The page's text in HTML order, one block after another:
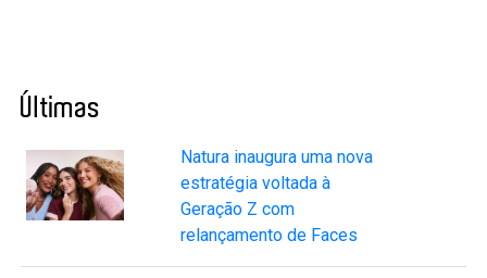
Últimas
Natura inaugura uma nova
estratégia voltada à
Geração Z com
relançamento de Faces